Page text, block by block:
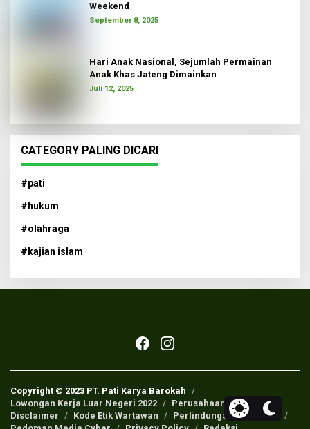
Weekend
September 8, 2025
Hari Anak Nasional, Sejumlah Permainan
Anak Khas Jateng Dimainkan
Juli 12, 2025
CATEGORY PALING DICARI
#pati
#hukum
#olahraga
#kajian islam
Copyright © 2023 PT. Pati Karya Barokah
Lowongan Kerja Luar Negeri 2022
Perusahaan Pers
Disclaimer
Kode Etik Wartawan
Perlindungan Wartawan